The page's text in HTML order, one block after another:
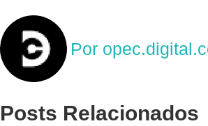
Por
Posts Relacionados